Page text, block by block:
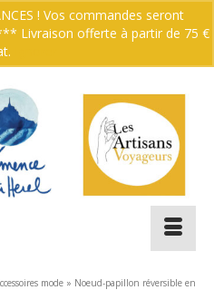
0.00€
mode » Noeud-papillon réversible en
! Vos commandes seront
Livraison offerte à partir de 75 €